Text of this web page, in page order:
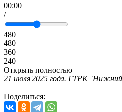
00:00
/
480
480
360
240
Открыть полностью
21 июля 2025 года. ГТРК "Нижний
Поделиться: